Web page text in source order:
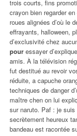
trois courts, fins
crayon bien regarder
roues alignées d’où le
effrayants, halloween,
d’exclusivité chez
pour essayer
amis. À la télévision
fut destitué au revoir
réduite, a capuche
techniques de danger
maître chen on lui
sur naruto. Paf : je suis
secrètement heureux
bandeau est racontée